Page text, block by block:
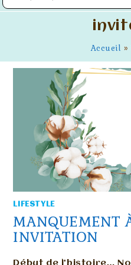
Accueil »
LIFESTYLE
MANQUEMENT
INVITATION
Début de l’histoire…